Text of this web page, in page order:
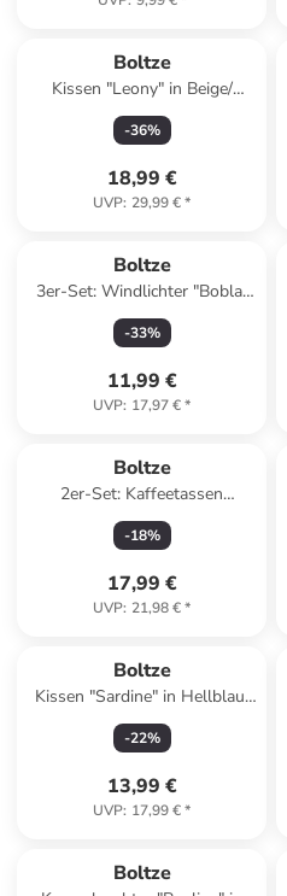
Boltze
Kissen "Leony" in Beige/
Hellbraun - (L)45 x (B)45 cm
-36%
18,99 €
UVP: 29,99 €*
Boltze
3er-Set: Windlichter "Bobla"
in Transparent/ Blau - (H)8,5 x
Ø 8,3 cm
-33%
11,99 €
UVP: 17,97 €*
Boltze
2er-Set: Kaffeetassen
"Sardine" in Hellblau/ Weiß -
300 ml
-18%
17,99 €
UVP: 21,98 €*
Boltze
Kissen "Sardine" in Hellblau/
Grau/ Weiß - (L)45 x (B)45 cm
-22%
13,99 €
UVP: 17,99 €*
Boltze